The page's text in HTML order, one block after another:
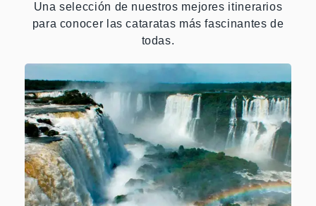
Una selección de nuestros mejores itinerarios
para conocer las cataratas más fascinantes de
todas.